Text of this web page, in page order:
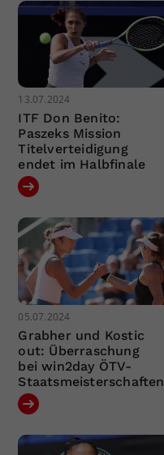
13.07.2024
ITF Don Benito:
Paszeks Mission
Titelverteidigung
endet im Halbfinale
05.07.2024
Grabher und Kostic
out: Überraschung
bei win2day ÖTV-
Staatsmeisterschaften